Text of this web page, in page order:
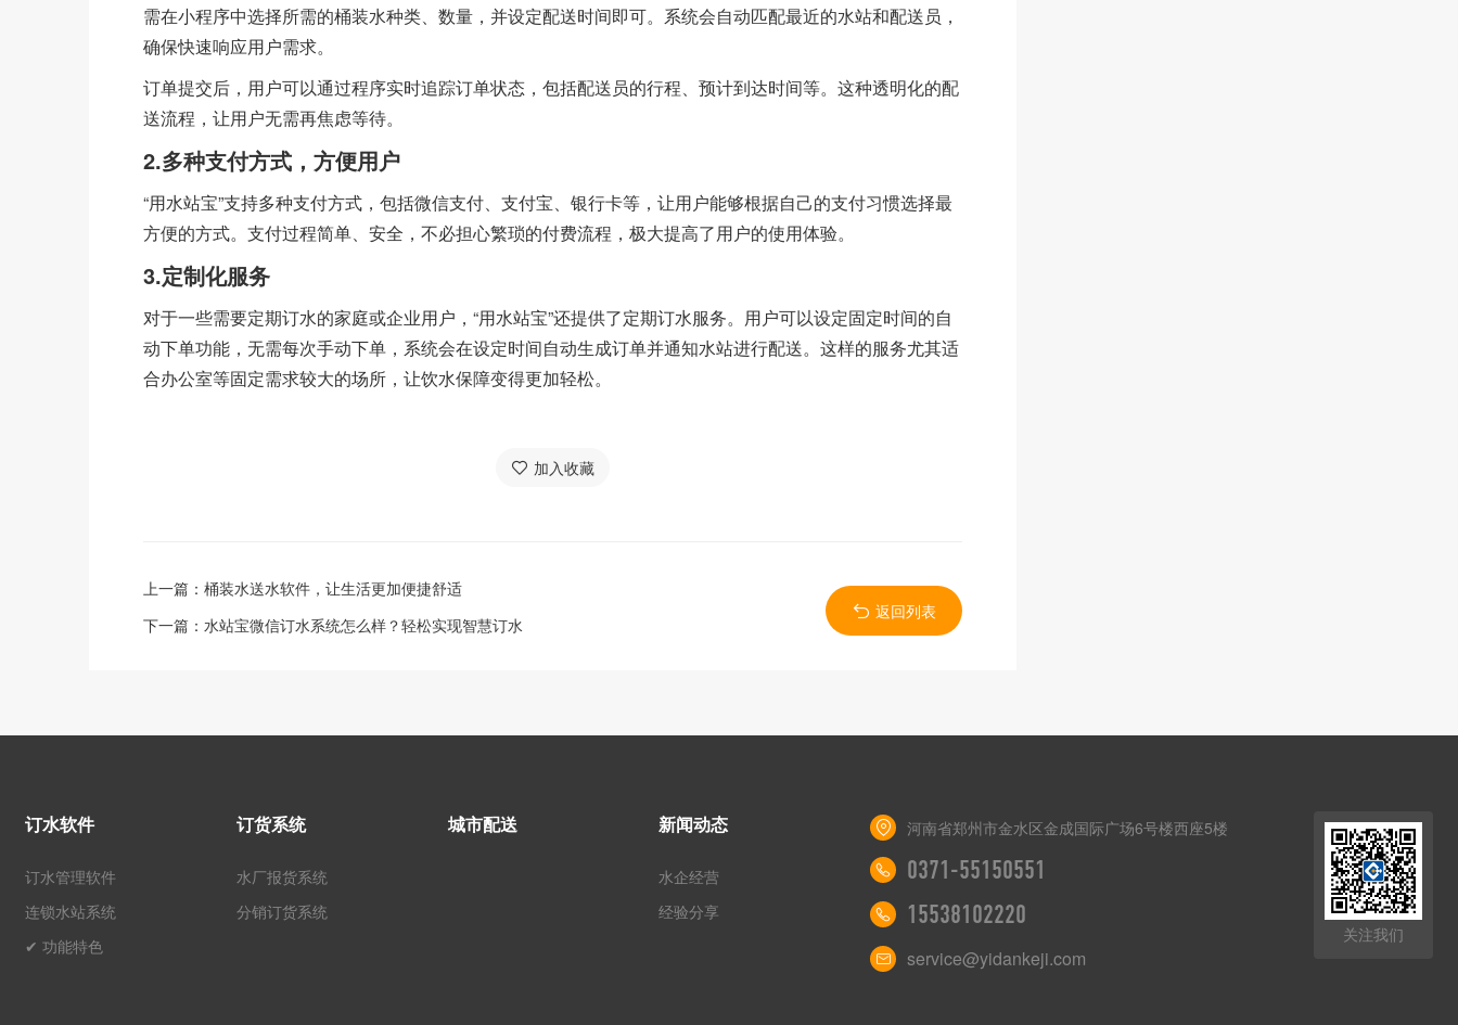
需在小程序中选择所需的桶装水种类、数量，并设定配送时间即可。系统会自动匹配最近的水站和配送员，
确保快速响应用户需求。
订单提交后，用户可以通过程序实时追踪订单状态，包括配送员的行程、预计到达时间等。这种透明化的配
送流程，让用户无需再焦虑等待。
2.多种支付方式，方便用户
“用水站宝”支持多种支付方式，包括微信支付、支付宝、银行卡等，让用户能够根据自己的支付习惯选择最
方便的方式。支付过程简单、安全，不必担心繁琐的付费流程，极大提高了用户的使用体验。
3.定制化服务
对于一些需要定期订水的家庭或企业用户，“用水站宝”还提供了定期订水服务。用户可以设定固定时间的自
动下单功能，无需每次手动下单，系统会在设定时间自动生成订单并通知水站进行配送。这样的服务尤其适
合办公室等固定需求较大的场所，让饮水保障变得更加轻松。
加入收藏
上一篇： 桶装水送水软件，让生活更加便捷舒适
下一篇： 水站宝微信订水系统怎么样？轻松实现智慧订水
返回列表
订水软件
订水管理软件
连锁水站系统
✔ 功能特色
订货系统
水厂报货系统
分销订货系统
城市配送 新闻动态
水企经营
经验分享
河南省郑州市金水区金成国际广场6号楼西座5楼
0371-55150551
15538102220
service@yidankeji.com
关注我们